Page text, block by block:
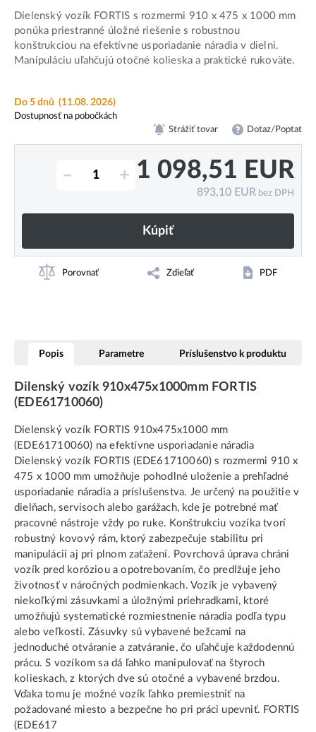
Dielenský vozík FORTIS s rozmermi 910 x 475 x 1000 mm
ponúka priestranné úložné riešenie s robustnou
konštrukciou na efektívne usporiadanie náradia v dielni.
Manipuláciu uľahčujú otočné kolieska a praktické rukoväte.
Do 5 dnů (11.08. 2026)
Dostupnosť na pobočkách
Strážiť tovar Dotaz/Poptat
– + 1 098,51 EUR
893,10 EUR bez DPH
Kúpiť
Porovnať Zdieľať PDF
Popis Parametre Príslušenstvo k produktu
Dilenský vozík 910x475x1000mm FORTIS
(EDE61710060)
Dielenský vozík FORTIS 910x475x1000 mm
(EDE61710060) na efektívne usporiadanie náradia
Dielenský vozík FORTIS (EDE61710060) s rozmermi 910 x
475 x 1000 mm umožňuje pohodlné uloženie a prehľadné
usporiadanie náradia a príslušenstva. Je určený na použitie v
dielňach, servisoch alebo garážach, kde je potrebné mať
pracovné nástroje vždy po ruke. Konštrukciu vozíka tvorí
robustný kovový rám, ktorý zabezpečuje stabilitu pri
manipulácii aj pri plnom zaťažení. Povrchová úprava chráni
vozík pred koróziou a opotrebovaním, čo predlžuje jeho
životnosť v náročných podmienkach. Vozík je vybavený
niekoľkými zásuvkami a úložnými priehradkami, ktoré
umožňujú systematické rozmiestnenie náradia podľa typu
alebo veľkosti. Zásuvky sú vybavené bežcami na
jednoduché otváranie a zatváranie, čo uľahčuje každodennú
prácu. S vozíkom sa dá ľahko manipulovať na štyroch
kolieskach, z ktorých dve sú otočné a vybavené brzdou.
Vďaka tomu je možné vozík ľahko premiestniť na
požadované miesto a bezpečne ho pri práci upevniť. FORTIS
(EDE617